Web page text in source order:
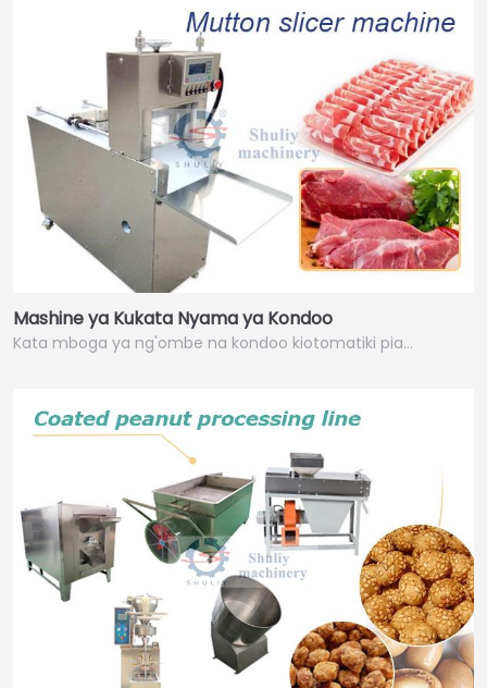
Mashine ya Kukata Nyama ya Kondoo
Kata mboga ya ng'ombe na kondoo kiotomatiki pia…